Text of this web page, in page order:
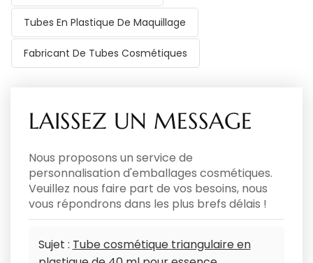
Tubes En Plastique De Maquillage
Fabricant De Tubes Cosmétiques
LAISSEZ UN MESSAGE
Nous proposons un service de
personnalisation d'emballages cosmétiques.
Veuillez nous faire part de vos besoins, nous
vous répondrons dans les plus brefs délais !
Sujet : Tube cosmétique triangulaire en